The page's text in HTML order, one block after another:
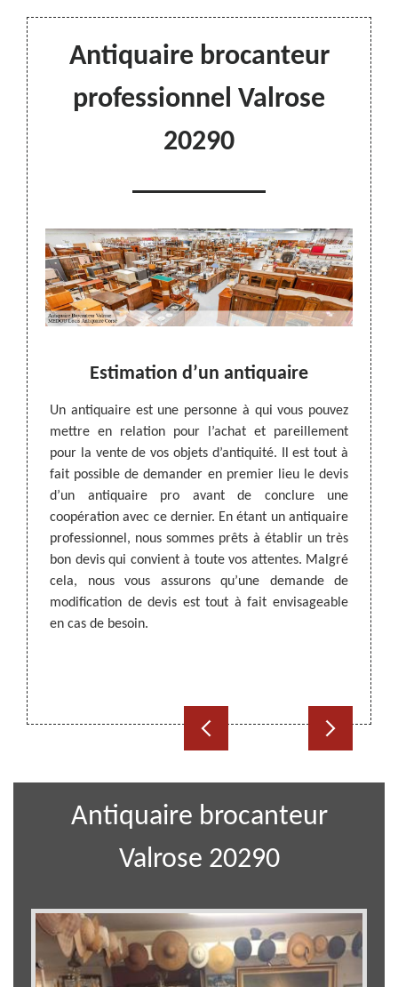
Antiquaire brocanteur
professionnel Valrose
20290
aux
de
vos
à
de
nous
Estimation d’un antiquaire
Un antiquaire est une personne à qui vous pouvez
mettre en relation pour l’achat et pareillement
pour la vente de vos objets d’antiquité. Il est tout à
fait possible de demander en premier lieu le devis
d’un antiquaire pro avant de conclure une
coopération avec ce dernier. En étant un antiquaire
professionnel, nous sommes prêts à établir un très
bon devis qui convient à toute vos attentes. Malgré
cela, nous vous assurons qu’une demande de
modification de devis est tout à fait envisageable
en cas de besoin.
des
dans
Antiquaire brocanteur
Valrose 20290